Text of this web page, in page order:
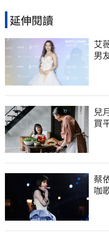
延伸閱讀
艾
男
兒
買
蔡
咖